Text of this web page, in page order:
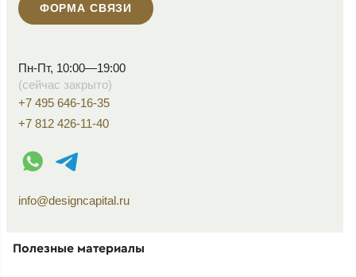
ФОРМА СВЯЗИ
Пн-Пт, 10:00—19:00
(сейчас закрыто)
+7 495 646-16-35
+7 812 426-11-40
WhatsApp контакт
Telegram контакт
info@designcapital.ru
Полезные материалы